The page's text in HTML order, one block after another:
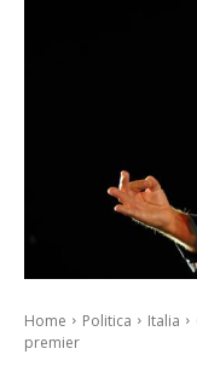
Home Politica Italia
premier